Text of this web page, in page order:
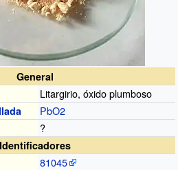
General
Litargirio, óxido plumboso
PbO2
?
Identificadores
81045